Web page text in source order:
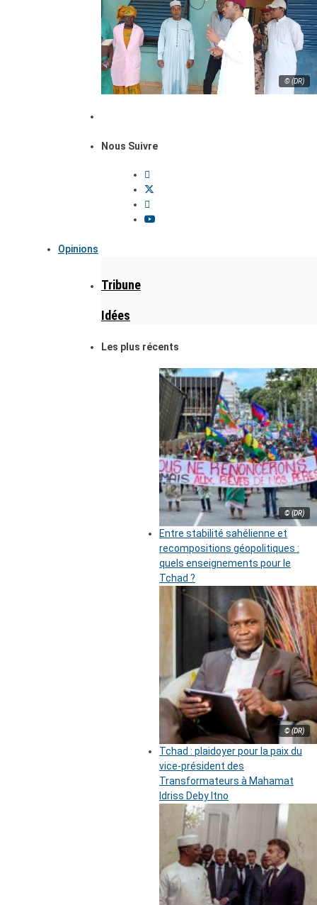
© (DR)
Nous Suivre
Opinions
Tribune
Idées
Les plus récents
© (DR)
Entre stabilité sahélienne et
recompositions géopolitiques :
quels enseignements pour le
Tchad ?
© (DR)
Tchad : plaidoyer pour la paix du
vice-président des
Transformateurs à Mahamat
Idriss Deby Itno